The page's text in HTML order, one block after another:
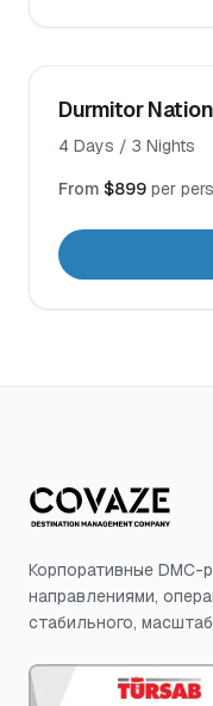
Durmitor
4 Days / 3 Nights
From $899 per
Корпоративные
направлениями,
стабильного,